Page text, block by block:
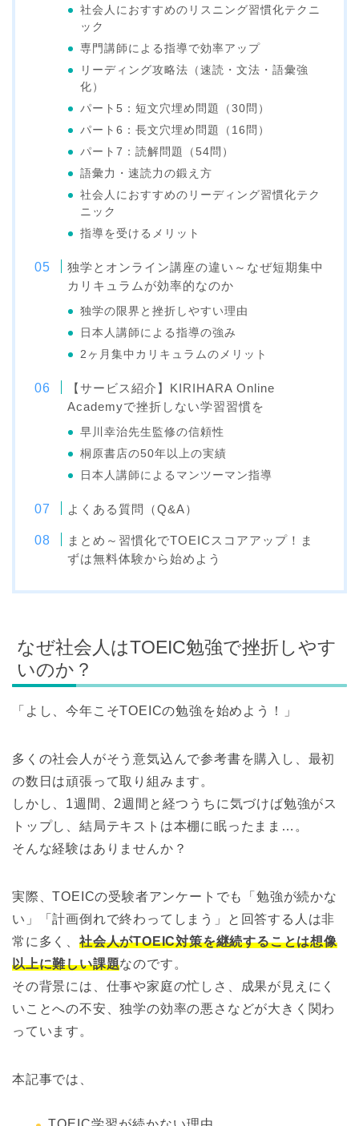
社会人におすすめのリスニング習慣化テクニ
ック
専門講師による指導で効率アップ
リーディング攻略法（速読・文法・語彙強
化）
パート5：短文穴埋め問題（30問）
パート6：長文穴埋め問題（16問）
パート7：読解問題（54問）
語彙力・速読力の鍛え方
社会人におすすめのリーディング習慣化テク
ニック
指導を受けるメリット
独学とオンライン講座の違い～なぜ短期集中
カリキュラムが効率的なのか
独学の限界と挫折しやすい理由
日本人講師による指導の強み
2ヶ月集中カリキュラムのメリット
【サービス紹介】KIRIHARA Online
Academyで挫折しない学習習慣を
早川幸治先生監修の信頼性
桐原書店の50年以上の実績
日本人講師によるマンツーマン指導
よくある質問（Q&A）
まとめ～習慣化でTOEICスコアアップ！ま
ずは無料体験から始めよう
なぜ社会人はTOEIC勉強で挫折しやす
いのか？
「よし、今年こそTOEICの勉強を始めよう！」
多くの社会人がそう意気込んで参考書を購入し、最初
の数日は頑張って取り組みます。
しかし、1週間、2週間と経つうちに気づけば勉強がス
トップし、結局テキストは本棚に眠ったまま…。
そんな経験はありませんか？
実際、TOEICの受験者アンケートでも「勉強が続かな
い」「計画倒れで終わってしまう」と回答する人は非
常に多く、 社会人がTOEIC対策を継続することは想像
以上に難しい課題なのです。
その背景には、仕事や家庭の忙しさ、成果が見えにく
いことへの不安、独学の効率の悪さなどが大きく関わ
っています。
本記事では、